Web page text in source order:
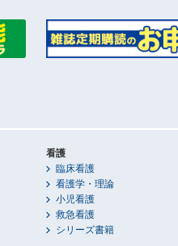
看護
臨床看護
看護学・理論
小児看護
救急看護
シリーズ書籍